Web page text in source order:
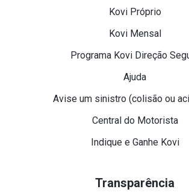
Kovi Próprio
Kovi Mensal
Programa Kovi Direção
Ajuda
Avise um sinistro (colisão ou
Central do Motorista
Indique e Ganhe Kovi
Transparência